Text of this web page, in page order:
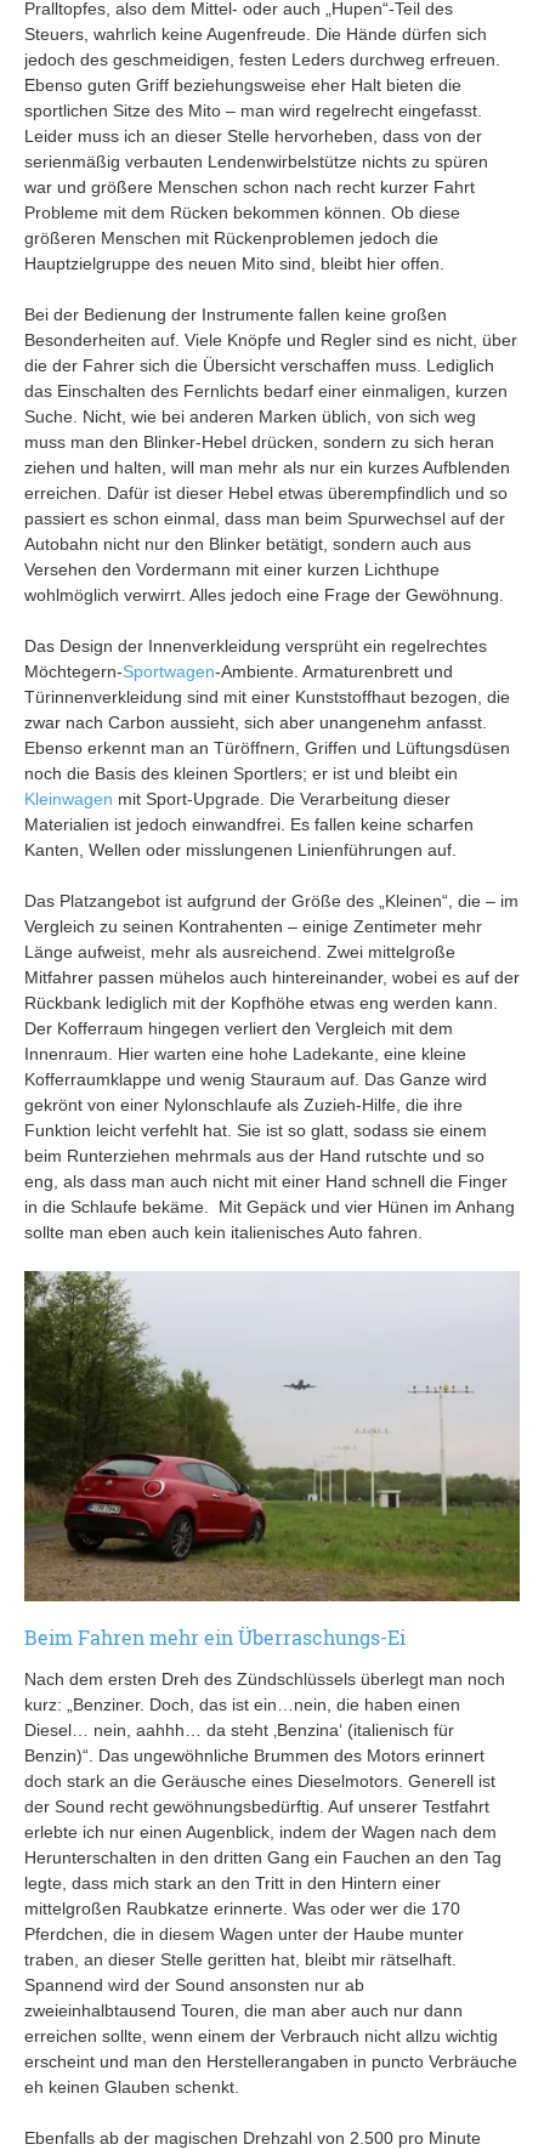
Pralltopfes, also dem Mittel- oder auch „Hupen“-Teil des
Steuers, wahrlich keine Augenfreude. Die Hände dürfen sich
jedoch des geschmeidigen, festen Leders durchweg erfreuen.
Ebenso guten Griff beziehungsweise eher Halt bieten die
sportlichen Sitze des Mito – man wird regelrecht eingefasst.
Leider muss ich an dieser Stelle hervorheben, dass von der
serienmäßig verbauten Lendenwirbelstütze nichts zu spüren
war und größere Menschen schon nach recht kurzer Fahrt
Probleme mit dem Rücken bekommen können. Ob diese
größeren Menschen mit Rückenproblemen jedoch die
Hauptzielgruppe des neuen Mito sind, bleibt hier offen.
Bei der Bedienung der Instrumente fallen keine großen
Besonderheiten auf. Viele Knöpfe und Regler sind es nicht, über
die der Fahrer sich die Übersicht verschaffen muss. Lediglich
das Einschalten des Fernlichts bedarf einer einmaligen, kurzen
Suche. Nicht, wie bei anderen Marken üblich, von sich weg
muss man den Blinker-Hebel drücken, sondern zu sich heran
ziehen und halten, will man mehr als nur ein kurzes Aufblenden
erreichen. Dafür ist dieser Hebel etwas überempfindlich und so
passiert es schon einmal, dass man beim Spurwechsel auf der
Autobahn nicht nur den Blinker betätigt, sondern auch aus
Versehen den Vordermann mit einer kurzen Lichthupe
wohlmöglich verwirrt. Alles jedoch eine Frage der Gewöhnung.
Das Design der Innenverkleidung versprüht ein regelrechtes
Möchtegern-Sportwagen-Ambiente. Armaturenbrett und
Türinnenverkleidung sind mit einer Kunststoffhaut bezogen, die
zwar nach Carbon aussieht, sich aber unangenehm anfasst.
Ebenso erkennt man an Türöffnern, Griffen und Lüftungsdüsen
noch die Basis des kleinen Sportlers; er ist und bleibt ein
Kleinwagen mit Sport-Upgrade. Die Verarbeitung dieser
Materialien ist jedoch einwandfrei. Es fallen keine scharfen
Kanten, Wellen oder misslungenen Linienführungen auf.
Das Platzangebot ist aufgrund der Größe des „Kleinen“, die – im
Vergleich zu seinen Kontrahenten – einige Zentimeter mehr
Länge aufweist, mehr als ausreichend. Zwei mittelgroße
Mitfahrer passen mühelos auch hintereinander, wobei es auf der
Rückbank lediglich mit der Kopfhöhe etwas eng werden kann.
Der Kofferraum hingegen verliert den Vergleich mit dem
Innenraum. Hier warten eine hohe Ladekante, eine kleine
Kofferraumklappe und wenig Stauraum auf. Das Ganze wird
gekrönt von einer Nylonschlaufe als Zuzieh-Hilfe, die ihre
Funktion leicht verfehlt hat. Sie ist so glatt, sodass sie einem
beim Runterziehen mehrmals aus der Hand rutschte und so
eng, als dass man auch nicht mit einer Hand schnell die Finger
in die Schlaufe bekäme. Mit Gepäck und vier Hünen im Anhang
sollte man eben auch kein italienisches Auto fahren.
Beim Fahren mehr ein Überraschungs-Ei
Nach dem ersten Dreh des Zündschlüssels überlegt man noch
kurz: „Benziner. Doch, das ist ein…nein, die haben einen
Diesel… nein, aahhh… da steht ‚Benzina‘ (italienisch für
Benzin)“. Das ungewöhnliche Brummen des Motors erinnert
doch stark an die Geräusche eines Dieselmotors. Generell ist
der Sound recht gewöhnungsbedürftig. Auf unserer Testfahrt
erlebte ich nur einen Augenblick, indem der Wagen nach dem
Herunterschalten in den dritten Gang ein Fauchen an den Tag
legte, dass mich stark an den Tritt in den Hintern einer
mittelgroßen Raubkatze erinnerte. Was oder wer die 170
Pferdchen, die in diesem Wagen unter der Haube munter
traben, an dieser Stelle geritten hat, bleibt mir rätselhaft.
Spannend wird der Sound ansonsten nur ab
zweieinhalbtausend Touren, die man aber auch nur dann
erreichen sollte, wenn einem der Verbrauch nicht allzu wichtig
erscheint und man den Herstellerangaben in puncto Verbräuche
eh keinen Glauben schenkt.
Ebenfalls ab der magischen Drehzahl von 2.500 pro Minute